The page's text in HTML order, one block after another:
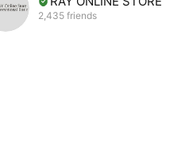
2,435 friends